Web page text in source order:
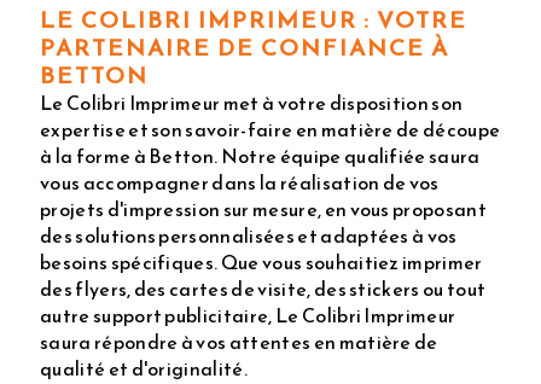
LE COLIBRI IMPRIMEUR : VOTRE
PARTENAIRE DE CONFIANCE À
BETTON
Le Colibri Imprimeur met à votre disposition son
expertise et son savoir-faire en matière de découpe
à la forme à Betton. Notre équipe qualifiée saura
vous accompagner dans la réalisation de vos
projets d'impression sur mesure, en vous proposant
des solutions personnalisées et adaptées à vos
besoins spécifiques. Que vous souhaitiez imprimer
des flyers, des cartes de visite, des stickers ou tout
autre support publicitaire, Le Colibri Imprimeur
saura répondre à vos attentes en matière de
qualité et d'originalité.